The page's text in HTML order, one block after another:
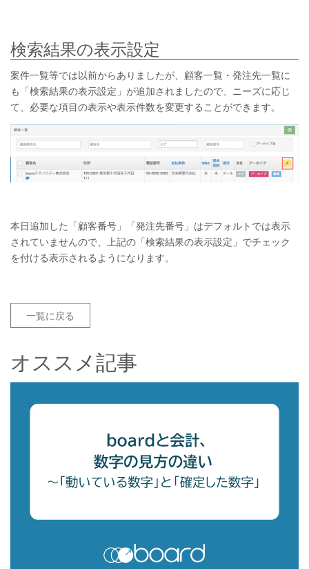
検索結果の表示設定
案件一覧等では以前からありましたが、顧客一覧・発注先一覧に
も「検索結果の表示設定」が追加されましたので、ニーズに応じ
て、必要な項目の表示や表示件数を変更することができます。
本日追加した「顧客番号」「発注先番号」はデフォルトでは表示
されていませんので、上記の「検索結果の表示設定」でチェック
を付ける表示されるようになります。
一覧に戻る
オススメ記事